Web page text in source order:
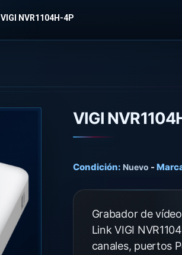
VIGI NVR1104H-4P
VIGI
Condición: Nuevo -
Grabador de
Link VIGI
canales, puertos